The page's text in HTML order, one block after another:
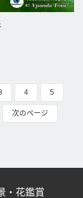
4 5
次のページ
・花鑑賞